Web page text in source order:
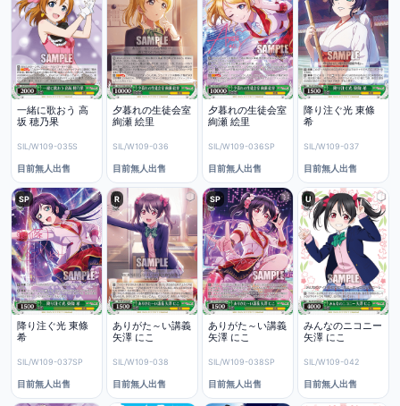
一緒に歌おう 高
坂 穂乃果
SIL/W109-035S
目前無人出售
夕暮れの生徒会室
絢瀬 絵里
SIL/W109-036
目前無人出售
夕暮れの生徒会室
絢瀬 絵里
SIL/W109-036SP
目前無人出售
降り注ぐ光 東條
希
SIL/W109-037
目前無人出售
SP
降り注ぐ光 東條
希
SIL/W109-037SP
目前無人出售
R
ありがた～い講義
矢澤 にこ
SIL/W109-038
目前無人出售
SP
ありがた～い講義
矢澤 にこ
SIL/W109-038SP
目前無人出售
U
みんなのニコニー
矢澤 にこ
SIL/W109-042
目前無人出售